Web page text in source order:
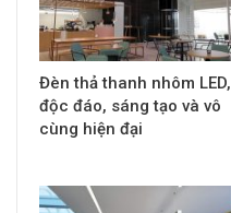
Đèn thả thanh nhôm LED,
độc đáo, sáng tạo và vô
cùng hiện đại